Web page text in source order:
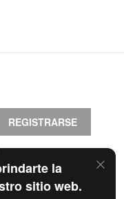
la
sitio web.
REGISTRARSE
.